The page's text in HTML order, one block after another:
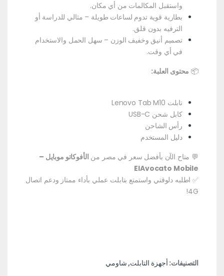
واستقبل المكالمات من أي مكان.
بطارية قوية تدوم لساعات طويلة – مثالي للدراسة أو
الترفيه بدون قلق.
تصميم أنيق وخفيف الوزن – سهل الحمل والاستخدام
في أي وقت.
📦 محتوى العلبة:
تابلت Lenovo Tab M10
كابل شحن USB-C
رأس الشاحن
دليل المستخدم
💬 متاح الآن بأفضل سعر في مصر من الأفوكاتو موبايل –
ElAvocato Mobile
✅ اطلبه دلوقتي واستمتع بتابلت عملي بأداء ممتاز ودعم اتصال
4G!
التصنيفات: أجهزة التابلت,شاومي